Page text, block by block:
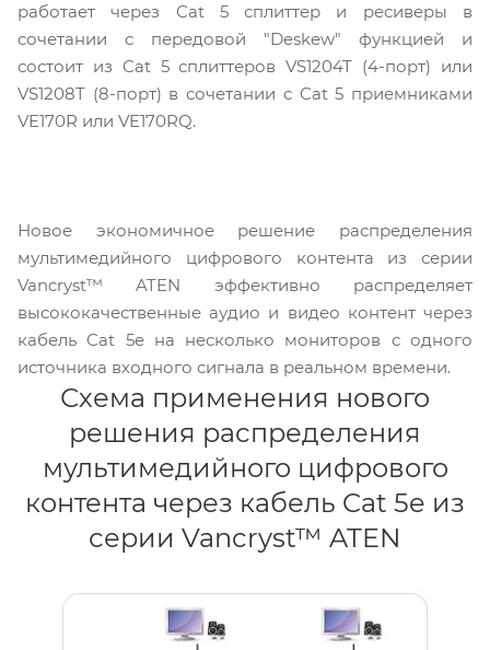
работает через Cat 5 сплиттер и ресиверы в
сочетании с передовой "Deskew" функцией и
состоит из Cat 5 сплиттеров VS1204T (4-порт) или
VS1208T (8-порт) в сочетании с Cat 5 приемниками
VE170R или VE170RQ.
Новое экономичное решение распределения
мультимедийного цифрового контента из серии
Vancryst™ ATEN эффективно распределяет
высококачественные аудио и видео контент через
кабель Cat 5e на несколько мониторов с одного
источника входного сигнала в реальном времени.
Схема применения нового
решения распределения
мультимедийного цифрового
контента через кабель Cat 5e из
серии Vancryst™ ATEN